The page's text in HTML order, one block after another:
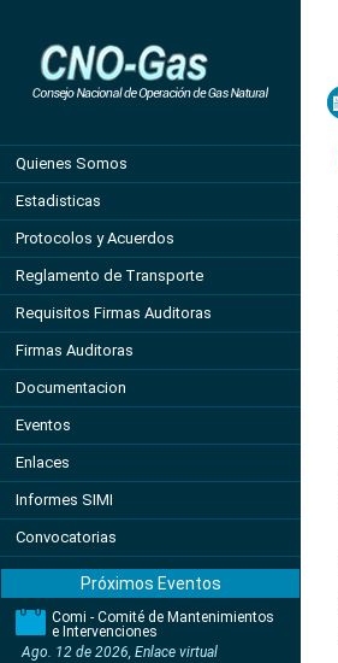
Quienes Somos
Estadisticas
Protocolos y Acuerdos
Reglamento de Transporte
Requisitos Firmas Auditoras
Firmas Auditoras
Documentacion
Eventos
Enlaces
Informes SIMI
Convocatorias
Próximos Eventos
Comi - Comité de Mantenimientos
e Intervenciones
Ago. 12 de 2026, Enlace virtual